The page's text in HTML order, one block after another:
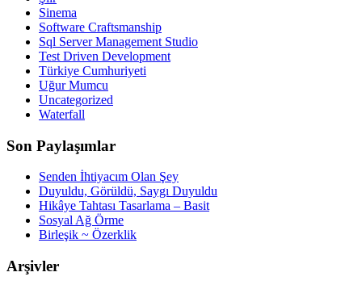
Sinema
Software Craftsmanship
Sql Server Management Studio
Test Driven Development
Türkiye Cumhuriyeti
Uğur Mumcu
Uncategorized
Waterfall
Son Paylaşımlar
Senden İhtiyacım Olan Şey
Duyuldu, Görüldü, Saygı Duyuldu
Hikâye Tahtası Tasarlama – Basit
Sosyal Ağ Örme
Birleşik ~ Özerklik
Arşivler